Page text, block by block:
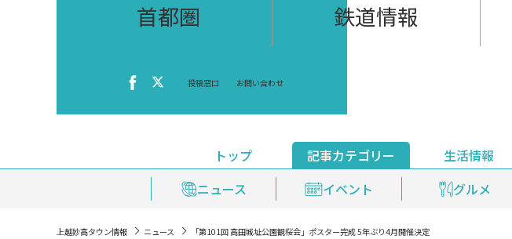
首都圏 鉄道情報
投稿窓口 お問い合わせ
トップ
記事カテゴリー
ニュース
イベント グルメ
生活情報
おくやみ情報
安全安心情報
ライブ配信
上越妙高タウン情報 ニュース 「第101回 高田城址公園観桜会」ポスター完成 5年ぶり4月開催決定